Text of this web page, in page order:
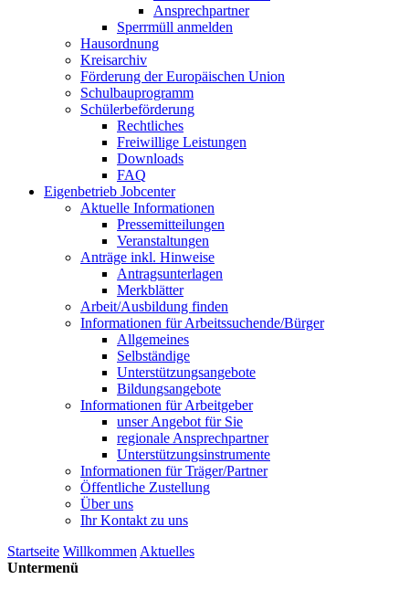
Ansprechpartner
Sperrmüll anmelden
Hausordnung
Kreisarchiv
Förderung der Europäischen Union
Schulbauprogramm
Schülerbeförderung
Rechtliches
Freiwillige Leistungen
Downloads
FAQ
Eigenbetrieb Jobcenter
Aktuelle Informationen
Pressemitteilungen
Veranstaltungen
Anträge inkl. Hinweise
Antragsunterlagen
Merkblätter
Arbeit/Ausbildung finden
Informationen für Arbeitssuchende/Bürger
Allgemeines
Selbständige
Unterstützungs­angebote
Bildungsangebote
Informationen für Arbeitgeber
unser Angebot für Sie
regionale Ansprechpartner
Unterstützungs­instrumente
Informationen für Träger/Partner
Öffentliche Zustellung
Über uns
Ihr Kontakt zu uns
Startseite Willkommen Aktuelles
Untermenü